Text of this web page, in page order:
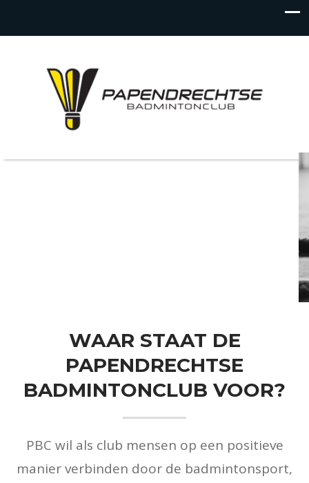
WAAR STAAT DE
PAPENDRECHTSE
BADMINTONCLUB VOOR?
PBC wil als club mensen op een positieve
manier verbinden door de badmintonsport,